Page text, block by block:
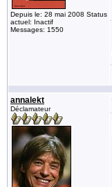
Depuis le: 28 mai 2008 Status
actuel: Inactif
Messages: 1550
annalekt
Déclamateur